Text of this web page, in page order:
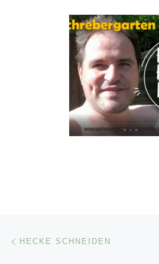
Beitragsnavigation
HECKE SCHNEIDEN